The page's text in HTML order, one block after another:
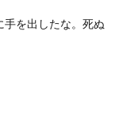
手を出したな。死ぬ